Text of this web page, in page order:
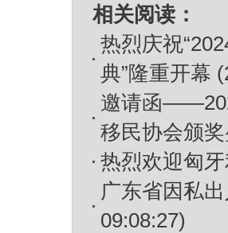
相关阅读：
热烈庆祝
典”隆重开幕
邀请函
移民协会颁
热烈欢迎匈
广东省因私
09:08:27)